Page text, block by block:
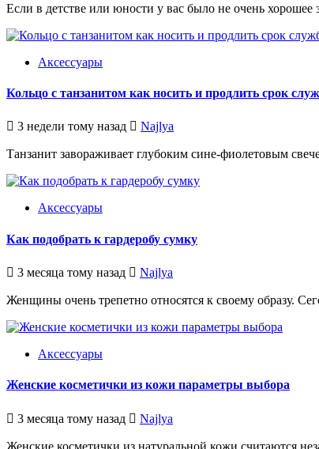
Если в детстве или юности у вас было не очень
Аксессуары
Кольцо с танзанитом как носить и продлить срок
3 недели тому назад Najlya
Танзанит завораживает глубоким сине-фиолетовым
Аксессуары
Как подобрать к гардеробу сумку
3 месяца тому назад Najlya
Женщины очень трепетно относятся к своему образу.
Аксессуары
Женские косметички из кожи параметры выбора
3 месяца тому назад Najlya
Женские косметички из натуральной кожи считаются